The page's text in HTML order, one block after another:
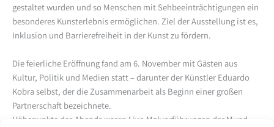
gestaltet wurden und so Menschen mit Sehbeeinträchtigungen ein
besonderes Kunsterlebnis ermöglichen. Ziel der Ausstellung ist es,
Inklusion und Barrierefreiheit in der Kunst zu fördern.
Die feierliche Eröffnung fand am 6. November mit Gästen aus
Kultur, Politik und Medien statt – darunter der Künstler Eduardo
Kobra selbst, der die Zusammenarbeit als Beginn einer großen
Partnerschaft bezeichnete.
Höhepunkte des Abends waren Live-Malvorführungen der Mund-